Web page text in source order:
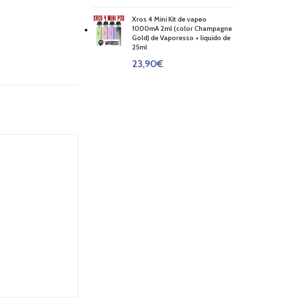
Xros 4 Mini Kit de vapeo
1000mA 2ml (color Champagne
Gold) de Vaporesso + liquido de
25ml
23,90€